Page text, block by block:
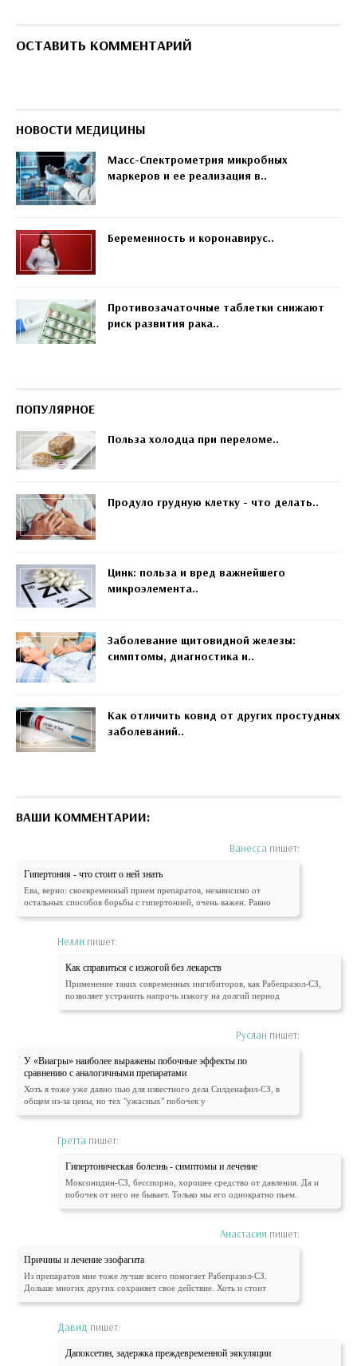
ОСТАВИТЬ КОММЕНТАРИЙ
НОВОСТИ МЕДИЦИНЫ
Масс-Спектрометрия микробных
маркеров и ее реализация в..
Беременность и коронавирус..
Противозачаточные таблетки снижают
риск развития рака..
ПОПУЛЯРНОЕ
Польза холодца при переломе..
Продуло грудную клетку - что делать..
Цинк: польза и вред важнейшего
микроэлемента..
Заболевание щитовидной железы:
симптомы, диагностика и..
Как отличить ковид от других простудных
заболеваний..
ВАШИ КОММЕНТАРИИ:
Ванесса пишет:
Гипертония - что стоит о ней знать
Ева, верно: своевременный прием препаратов, независимо от
остальных способов борьбы с гипертонией, очень важен. Равно
Нелли пишет:
Как справиться с изжогой без лекарств
Применение таких современных ингибиторов, как Рабепразол-СЗ,
позволяет устранить напрочь изжогу на долгий период
Руслан пишет:
У «Виагры» наиболее выражены побочные эффекты по
сравнению с аналогичными препаратами
Хоть я тоже уже давно пью для известного дела Силденафил-СЗ, в
общем из-за цены, но тех "ужасных" побочек у
Гретта пишет:
Гипертоническая болезнь - симптомы и лечение
Моксонидин-СЗ, бесспорно, хорошее средство от давления. Да и
побочек от него не бывает. Только мы его однократно пьем.
Анастасия пишет:
Причины и лечение эзофагита
Из препаратов мне тоже лучше всего помогает Рабепразол-СЗ.
Дольше многих других сохраняет свое действие. Хоть и стоит
Давид пишет:
Дапоксетин, задержка преждевременной эякуляции